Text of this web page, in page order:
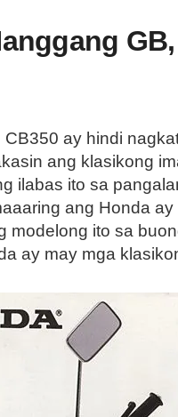
ay hindi
ang klasikong
ilabas ito sa
ang Honda
modelong ito sa
ay may mga